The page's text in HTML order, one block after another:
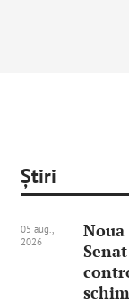
Știri
05 aug.,
2026